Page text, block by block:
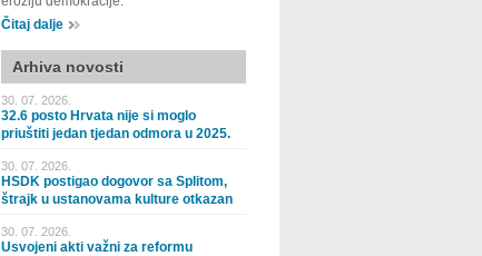
Čitaj dalje
Arhiva novosti
30. 07. 2026.
32.6 posto Hrvata nije si moglo
priuštiti jedan tjedan odmora u 2025.
30. 07. 2026.
HSDK postigao dogovor sa Splitom,
štrajk u ustanovama kulture otkazan
30. 07. 2026.
Usvojeni akti važni za reformu